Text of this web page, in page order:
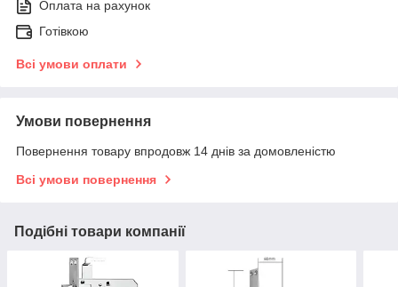
Оплата на рахунок
Готівкою
Всі умови оплати
Умови повернення
Повернення товару впродовж 14 днів за домовленістю
Всі умови повернення
Подібні товари компанії